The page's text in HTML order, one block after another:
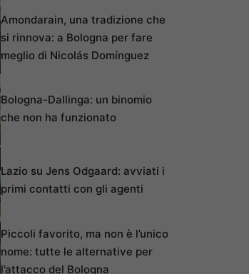
Amondarain, una tradizione che
si rinnova: a Bologna per fare
meglio di Nicolás Domínguez
Bologna-Dallinga: un binomio
che non ha funzionato
Lazio su Jens Odgaard: avviati i
primi contatti con gli agenti
Piccoli favorito, ma non è l’unico
nome: tutte le alternative per
l’attacco del Bologna